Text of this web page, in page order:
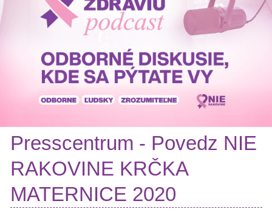
Pacientske
príručky
pomoci
Klinické
Podcasty
prsníka
Rakovina
hrubého
čreva
Rakovina
Presscentrum - Povedz NIE
RAKOVINE KRČKA
MATERNICE 2020